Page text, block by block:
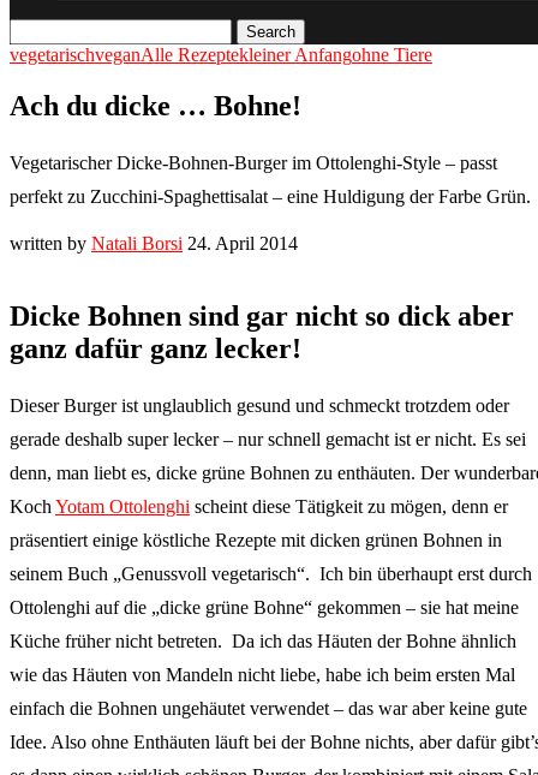
Search
vegetarischveganAlle Rezeptekleiner Anfangohne Tiere
Ach du dicke … Bohne!
Vegetarischer Dicke-Bohnen-Burger im Ottolenghi-Style – passt
perfekt zu Zucchini-Spaghettisalat – eine Huldigung der Farbe Grün.
written by Natali Borsi 24. April 2014
Dicke Bohnen sind gar nicht so dick aber
ganz dafür ganz lecker!
Dieser Burger ist unglaublich gesund und schmeckt trotzdem oder
gerade deshalb super lecker – nur schnell gemacht ist er nicht. Es sei
denn, man liebt es, dicke grüne Bohnen zu enthäuten. Der
Koch Yotam Ottolenghi scheint diese Tätigkeit zu mögen, denn er
präsentiert einige köstliche Rezepte mit dicken grünen Bohnen in
seinem Buch „Genussvoll vegetarisch“. Ich bin überhaupt erst durch
Ottolenghi auf die „dicke grüne Bohne“ gekommen – sie hat meine
Küche früher nicht betreten. Da ich das Häuten der Bohne ähnlich
wie das Häuten von Mandeln nicht liebe, habe ich beim ersten Mal
einfach die Bohnen ungehäutet verwendet – das war aber keine gute
Idee. Also ohne Enthäuten läuft bei der Bohne nichts, aber dafür